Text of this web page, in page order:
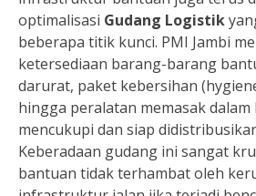
optimalisasi Gudang Logistik
beberapa titik kunci. PMI Jambi
ketersediaan barang-barang
darurat, paket kebersihan
hingga peralatan memasak
mencukupi dan siap
Keberadaan gudang ini sangat
bantuan tidak terhambat oleh